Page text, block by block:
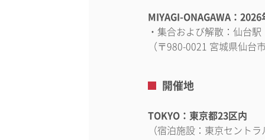
MIYAGI-ONAGAWA：
・集合および解散：仙台
（〒980-0021 宮城県仙台
開催地
TOKYO：東京都23区内
（宿泊施設：東京セント